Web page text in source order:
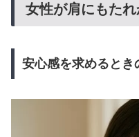
女性が肩にもた
安心感を求めるとき